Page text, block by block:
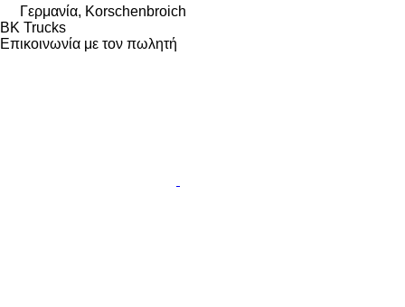
Γερμανία, Korschenbroich
BK Trucks
Επικοινωνία με τον πωλητή